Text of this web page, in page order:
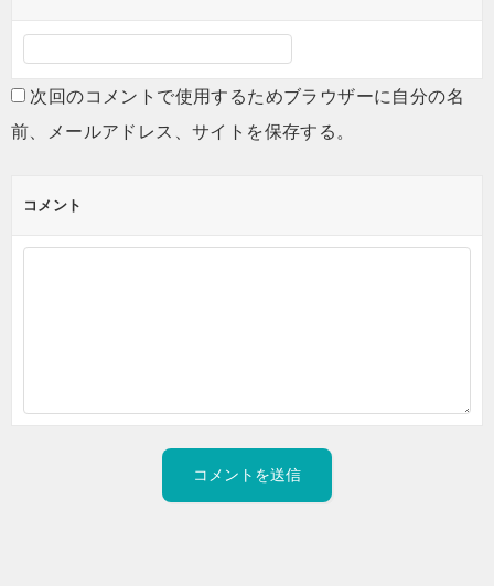
次回のコメントで使用するためブラウザーに自分の名
前、メールアドレス、サイトを保存する。
コメント